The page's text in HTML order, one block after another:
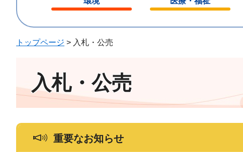
じ
じ
トップページ > 入札・公売
入札・公売
重要なお知らせ